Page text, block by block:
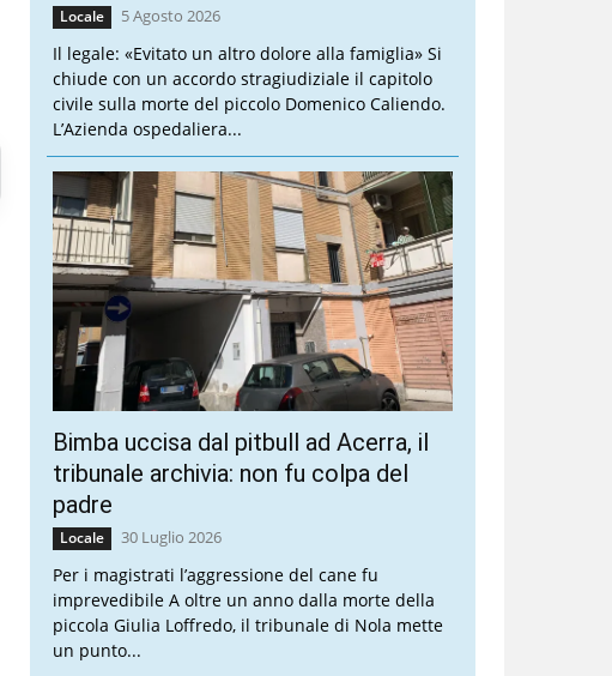
Locale 5 Agosto 2026
Il legale: «Evitato un altro dolore alla famiglia» Si
chiude con un accordo stragiudiziale il capitolo
civile sulla morte del piccolo Domenico Caliendo.
L’Azienda ospedaliera...
Bimba uccisa dal pitbull ad Acerra, il
tribunale archivia: non fu colpa del
padre
Locale 30 Luglio 2026
Per i magistrati l’aggressione del cane fu
imprevedibile A oltre un anno dalla morte della
piccola Giulia Loffredo, il tribunale di Nola mette
un punto...